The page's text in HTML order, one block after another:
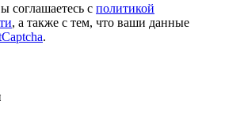
соглашаетесь с политикой
, а также с тем, что ваши данные
.